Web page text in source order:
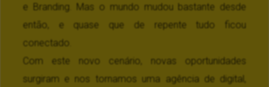
e Branding. Mas o mundo mudou bastante desde
então, e quase que de repente tudo ficou
conectado.
Com este novo cenário, novas oportunidades
surgiram e nos tornamos uma agência de digital,